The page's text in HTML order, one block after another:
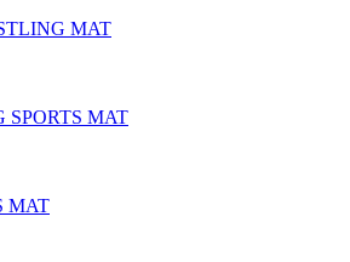
MAT
SPORTS MAT
MAT